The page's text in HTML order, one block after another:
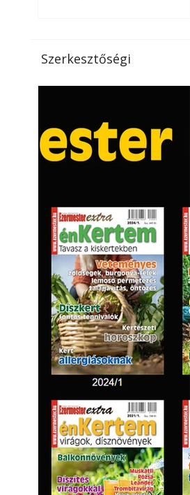
jelentőséget kapott, ahogy a
nyári hőhullámok gyakoribbá
a megoldást a meleg ellen, ma
már egyre többen keresnek
olyan kültéri hűtési
vendégl
Szerkesztőségi